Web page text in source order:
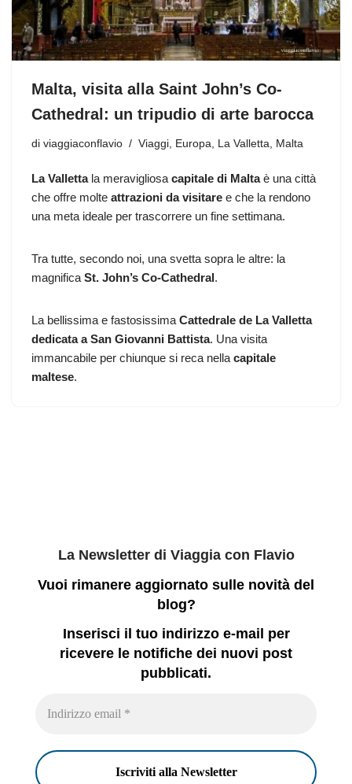
Malta, visita alla Saint John’s Co-
Cathedral: un tripudio di arte barocca
di viaggiaconflavio Viaggi, Europa, La Valletta, Malta
La Vallettala meravigliosa capitale di Maltaè una città
che offre molte attrazioni da visitare e che la rendono
una meta ideale per trascorrere un fine settimana.
Tra tutte, secondo noi, una svetta sopra le altre: la
magnifica St. John’s Co-Cathedral.
La bellissima e fastosissima Cattedrale de La Valletta
dedicata a San Giovanni Battista. Una visita
immancabile per chiunque si reca nella capitale
maltese.
La Newsletter di Viaggia con Flavio
Vuoi rimanere aggiornato sulle novità del
blog?
Inserisci il tuo indirizzo e-mail per
ricevere le notifiche dei nuovi post
pubblicati.